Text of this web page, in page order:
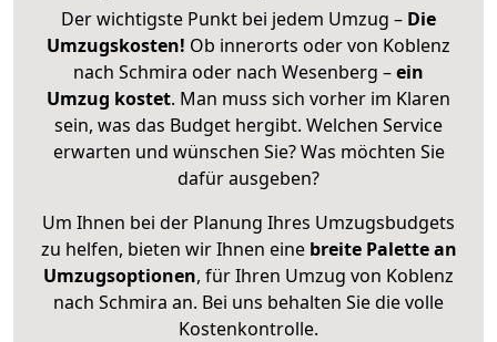
Der wichtigste Punkt bei jedem Umzug – Die
Umzugskosten! Ob innerorts oder von Koblenz
nach Schmira oder nach Wesenberg –ein
Umzug kostet. Man muss sich vorher im Klaren
sein, was das Budget hergibt. Welchen Service
erwarten und wünschen Sie? Was möchten Sie
dafür ausgeben?
Um Ihnen bei der Planung Ihres Umzugsbudgets
zu helfen, bieten wir Ihnen eine breite Palette an
Umzugsoptionen, für Ihren Umzug von Koblenz
nach Schmira an. Bei uns behalten Sie die volle
Kostenkontrolle.